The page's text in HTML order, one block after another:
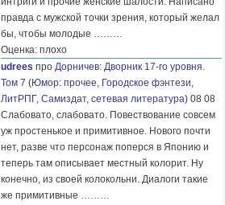
правда с мужской точки зрения, который желал
бы, чтобы молодые ………
Оценка: плохо
udrees про Дорничев: Дворник 17-го уровня.
Том 7 (Юмор: прочее, Городское фэнтези,
ЛитРПГ, Самиздат, сетевая литература) 08 08
Слабовато, слабовато. Повествование совсем
уж простенькое и примитивное. Нового почти
нет, разве что персонаж поперся в Японию и
теперь там описывает местный колорит. Ну
конечно, из своей колокольни. Диалоги такие
же примитивные ………